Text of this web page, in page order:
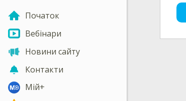
Початок
Вебінари
Новини сайту
Контакти
Мій+